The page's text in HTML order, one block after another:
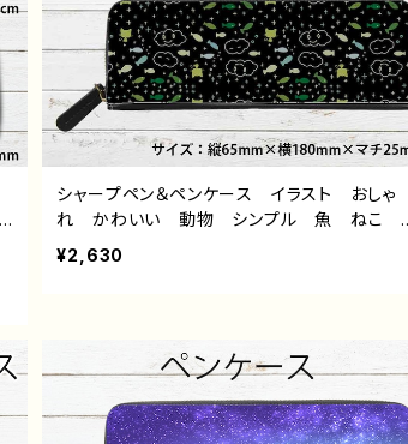
シャープペン＆ペンケース イラスト おしゃ
れ かわいい 動物 シンプル 魚 ねこ
猫 ゆるかわ ゆるい 可愛い メンズ レデ
ィース おすすめ 個性的 人気 イラストレ
ねこくもさかな 作：水無月りい
¥2,630